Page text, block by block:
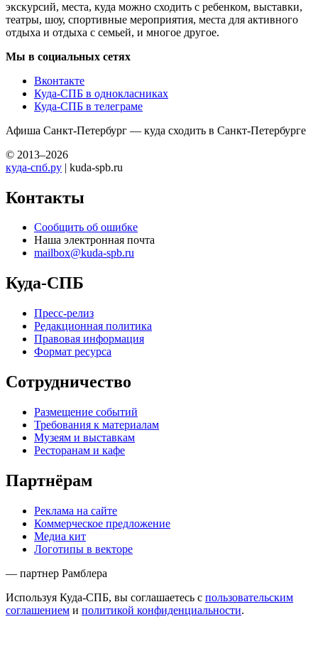
экскурсий, места, куда можно сходить с ребенком, выставки,
театры, шоу, спортивные мероприятия, места для активного
отдыха и отдыха с семьей, и многое другое.
Мы в социальных сетях
Вконтакте
Куда-СПБ в однокласниках
Куда-СПБ в телеграме
Афиша Санкт-Петербург — куда сходить в Санкт-Петербурге
© 2013–2026
куда-спб.ру | kuda-spb.ru
Контакты
Сообщить об ошибке
Наша электронная почта
mailbox@kuda-spb.ru
Куда-СПБ
Пресс-релиз
Редакционная политика
Правовая информация
Формат ресурса
Сотрудничество
Размещение событий
Требования к материалам
Музеям и выставкам
Ресторанам и кафе
Партнёрам
Реклама на сайте
Коммерческое предложение
Медиа кит
Логотипы в векторе
— партнер Рамблера
Используя Куда-СПБ, вы соглашаетесь с пользовательским
соглашением и политикой конфиденциальности.